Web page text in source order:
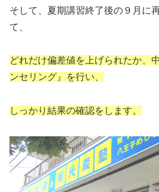
そして、夏期講習終了後の９月に
て、
どれだけ偏差値を上げられたか、
ンセリング』を行い、
しっかり 結果の確認をします。